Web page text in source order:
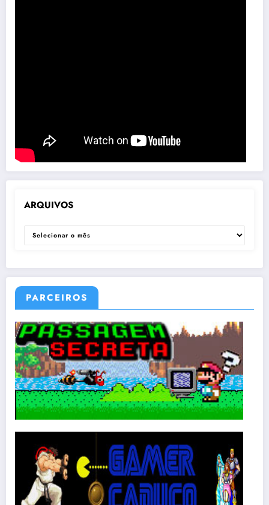
ARQUIVOS
ARQUIVOS
PARCEIROS